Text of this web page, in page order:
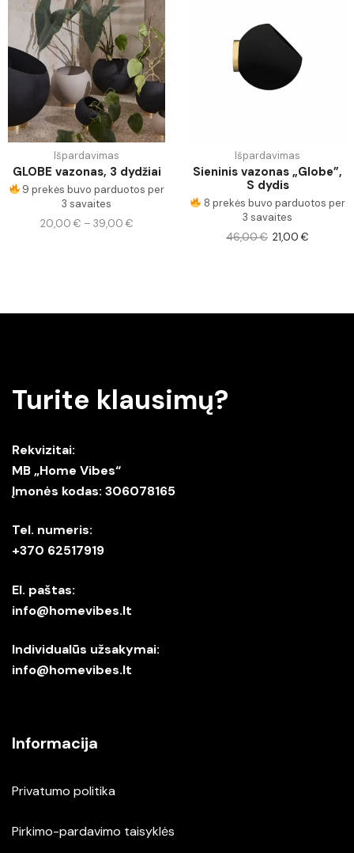
Išpardavimas
GLOBE vazonas, 3 dydžiai
9 prekės buvo parduotos per
3 savaites
20,00 € – 39,00 €
Išpardavimas
Sieninis vazonas „Globe”,
S dydis
8 prekės buvo parduotos per
3 savaites
46,00€ 21,00€
Turite klausimų?
Rekvizitai:
MB „Home Vibes“
Įmonės kodas: 306078165
Tel. numeris:
+370 62517919
El. paštas:
info@homevibes.lt
Individualūs užsakymai:
info@homevibes.lt
Informacija
Privatumo politika
Pirkimo-pardavimo taisyklės